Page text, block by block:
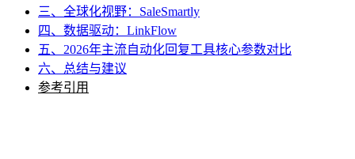
三、全球化视野：SaleSmartly
四、数据驱动：LinkFlow
五、2026年主流自动化回复工具核心参数对比
六、总结与建议
参考引用